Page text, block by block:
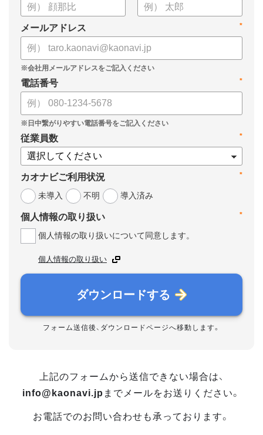
*
メールアドレス
*
電話番号
*
従業員数
*
カオナビご利用状況
未導入
不明 導入済み
*
個人情報の取り扱い
個人情報の取り扱いについて同意します。
個人情報の取り扱い
ダウンロードする
フォーム送信後、ダウンロードページへ移動します。
上記のフォームから送信できない場合は、
info@kaonavi.jp までメールをお送りください。
お電話でのお問い合わせも承っております。